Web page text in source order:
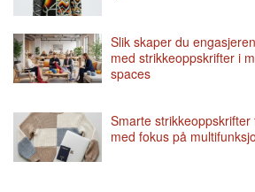
Slik skaper du
med strikkeoppskrifter i
spaces
Smarte
med fokus på